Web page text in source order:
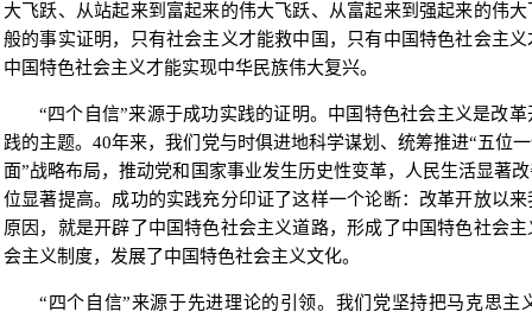
大飞跃、从站起来到富起来的伟大飞跃、从富起来到强起来的伟
般的事实证明，只有社会主义才能救中国，只有中国特色社会主
中国特色社会主义才能实现中华民族伟大复兴。
“四个自信”来源于成功实践的证明。中国特色社会主义是改
践的主题。40年来，我们党与时俱进地科学谋划、统筹推进“五位
面”战略布局，推动党和国家事业发生历史性变革，人民生活显著
位显著提高。成功的实践充分印证了这样一个论断：改革开放以
原因，就是开辟了中国特色社会主义道路，形成了中国特色社会
会主义制度，发展了中国特色社会主义文化。
“四个自信”来源于先进理论的引领。我们党坚持把马克思主